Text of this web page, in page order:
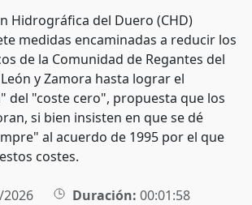
Hidrográfica del Duero (CHD)
medidas encaminadas a reducir los
de la Comunidad de Regantes del
y Zamora hasta lograr el
del "coste cero", propuesta que los
si bien insisten en que se dé
al acuerdo de 1995 por el que
costes.
Duración: 00:01:58